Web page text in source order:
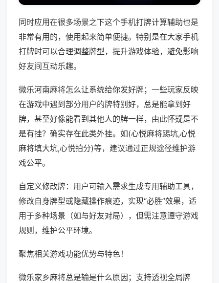
同时应用在很多场景之下这个手机打牌计算辅助也是
非常有用的，使用起来简单便捷。特别是在大家手机
打牌时可以合理调整牌型，提升游戏体验，避免影响
好友间互动乐趣。
微乐河南麻将怎么让系统给你发好牌；一些玩家反映
在游戏中遇到部分用户的牌特别好，总是能拿到好
牌，甚至好像能看到其他人的牌一样，由此怀疑是不
是有挂？确实存在此类外挂。如(心悦麻将踢坑,心悦
麻将填大坑,心悦拍分)等，建议通过正规途径维护游
戏公平。
自定义修改牌：用户可输入需求生成专用辅助工具，
修改自身牌型或隐藏操作痕迹，实现“必胜”效果，适
用于多种场景（如与好友对局），但需注意遵守游戏
规则，维护公平环境。
聚焦相关游戏功能优势与特色！
微乐家乡麻将总是输是什么原因；支持透视全局牌